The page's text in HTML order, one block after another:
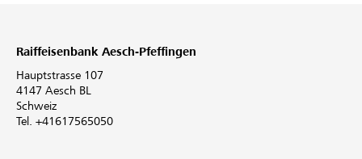
Raiffeisenbank Aesch-Pfeffingen
Hauptstrasse 107
4147 Aesch BL
Schweiz
Tel. +41617565050